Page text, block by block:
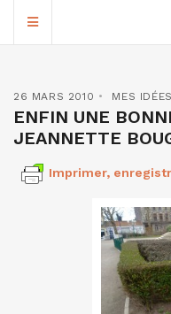
26 MARS 2010 MES
ENFIN UNE
JEANNETTE
Imprimer,